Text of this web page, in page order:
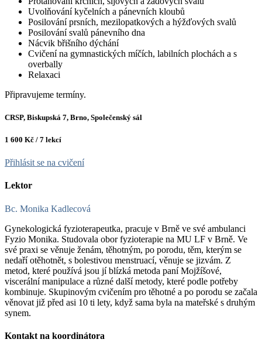
Uvolňování kyčelních a pánevních kloubů
Posilování prsních, mezilopatkových a hýžďových svalů
Posilování svalů pánevního dna
Nácvik břišního dýchání
Cvičení na gymnastických míčích, labilních plochách a s
overbally
Relaxaci
Připravujeme termíny.
CRSP, Biskupská 7, Brno, Společenský sál
1 600 Kč / 7 lekcí
Přihlásit se na cvičení
Lektor
Bc. Monika Kadlecová
Gynekologická fyzioterapeutka, pracuje v Brně ve své ambulanci
Fyzio Monika. Studovala obor fyzioterapie na MU LF v Brně. Ve
své praxi se věnuje ženám, těhotným, po porodu, těm, kterým se
nedaří otěhotnět, s bolestivou menstruací, věnuje se jizvám. Z
metod, které používá jsou jí blízká metoda paní Mojžíšové,
viscerální manipulace a různé další metody, které podle potřeby
kombinuje. Skupinovým cvičením pro těhotné a po porodu se začala
věnovat již před asi 10 ti lety, když sama byla na mateřské s druhým
synem.
Kontakt na koordinátora